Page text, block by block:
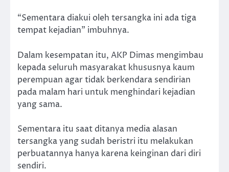
“Sementara diakui oleh tersangka ini ada tiga
tempat kejadian” imbuhnya.
Dalam kesempatan itu, AKP Dimas mengimbau
kepada seluruh masyarakat khususnya kaum
perempuan agar tidak berkendara sendirian
pada malam hari untuk menghindari kejadian
yang sama.
Sementara itu saat ditanya media alasan
tersangka yang sudah beristri itu melakukan
perbuatannya hanya karena keinginan dari diri
sendiri.